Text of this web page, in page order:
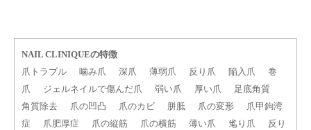
NAIL CLINIQUEの特徴
爪トラブル
噛み爪 深爪 薄弱爪 反り爪 陥入爪
巻
爪
ジェルネイルで傷んだ爪 弱い爪 厚い爪
足底角質
角質除去
爪の凹凸 爪のカビ 胼胝 爪の変形
爪甲鉤湾
症
爪肥厚症 爪の縦筋 爪の横筋 薄い爪 毟り爪
反り